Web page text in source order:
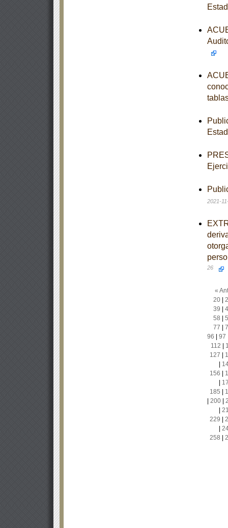
2021-
26
«
20|
39
58
77
96
97
112
127
156
185
200|
229
258